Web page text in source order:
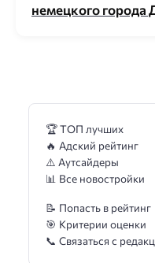
немецкого
🏆 ТОП лучших
🔥 Адский рейтинг
⚠️ Аутсайдеры
📊 Все новостройки
📝 Попасть в рейтинг
🎯 Критерии оценки
📞 Связаться с